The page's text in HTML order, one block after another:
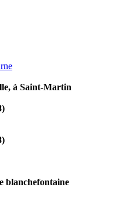
à Saint-Martin
blanchefontaine